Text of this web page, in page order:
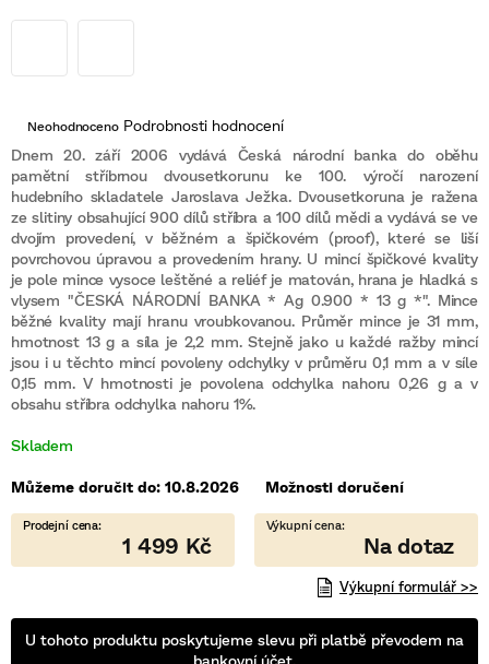
Skladem
Dnem 20. září 2006 vydává Česká národní banka do oběhu
pamětní stříbrnou dvousetkorunu ke 100. výročí narození
hudebního skladatele Jaroslava Ježka. Dvousetkoruna je ražena
ze slitiny obsahující 900 dílů stříbra a 100 dílů mědi a vydává se ve
dvojím provedení, v běžném a špičkovém (proof), které se liší
povrchovou úpravou a provedením hrany. U mincí špičkové kvality
je pole mince vysoce leštěné a reliéf je matován, hrana je hladká s
vlysem "ČESKÁ NÁRODNÍ BANKA * Ag 0.900 * 13 g *". Mince
běžné kvality mají hranu vroubkovanou. Průměr mince je 31 mm,
hmotnost 13 g a síla je 2,2 mm. Stejně jako u každé ražby mincí
jsou i u těchto mincí povoleny odchylky v průměru 0,1 mm a v síle
0,15 mm. V hmotnosti je povolena odchylka nahoru 0,26 g a v
obsahu stříbra odchylka nahoru 1%.
Průměrné
produktu
je
0,0
z
5
hvězdiček.
Neohodnoceno Podrobnosti hodnocení
1 499 Kč
Výkupní formulář >>
U tohoto produktu poskytujeme slevu při platbě převodem na
Můžeme doručit do: 10.8.2026 Možnosti doručení